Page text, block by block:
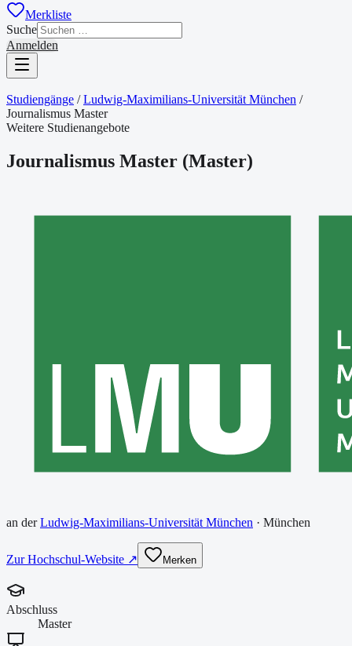
Merkliste
Suche
Anmelden
Studiengänge / Ludwig-Maximilians-Universität München /
Journalismus Master
Weitere Studienangebote
Journalismus Master (Master)
an derLudwig-Maximilians-Universität München · München
Zur Hochschul-Website ↗ Merken
Abschluss
Master